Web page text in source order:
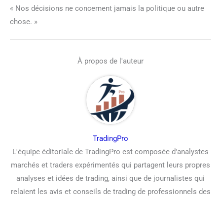
« Nos décisions ne concernent jamais la politique ou autre
chose. »
À propos de l'auteur
TradingPro
L'équipe éditoriale de TradingPro est composée d'analystes
marchés et traders expérimentés qui partagent leurs propres
analyses et idées de trading, ainsi que de journalistes qui
relaient les avis et conseils de trading de professionnels des